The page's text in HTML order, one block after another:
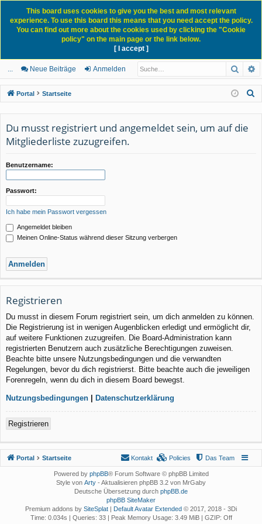
ch
ne
llz
rif
News Blog
lie
de
m
el
eg
ist
rie
Neue Beiträge Anmelden
Portal Startseite
Du musst registriert und angemeldet sein, um auf die
Mitgliederliste zuzugreifen.
Benutzername:
Passwort:
Ich habe mein Passwort vergessen
Angemeldet bleiben
Meinen Online-Status während dieser Sitzung verbergen
Registrieren
Du musst in diesem Forum registriert sein, um dich anmelden zu können.
Die Registrierung ist in wenigen Augenblicken erledigt und ermöglicht dir,
auf weitere Funktionen zuzugreifen. Die Board-Administration kann
registrierten Benutzern auch zusätzliche Berechtigungen zuweisen.
Beachte bitte unsere Nutzungsbedingungen und die verwandten
Regelungen, bevor du dich registrierst. Bitte beachte auch die jeweiligen
Forenregeln, wenn du dich in diesem Board bewegst.
Nutzungsbedingungen Datenschutzerklärung
Registrieren
This board uses cookies to give you the best and most relevant
experience. To use this board this means that you need accept the policy.
You can find out more about the cookies used by clicking the "Cookie
policy" on the main page or the link below.
[ I accept ]
Portal Startseite Das Team
Policies
Kontakt
Powered by phpBB® Forum Software © phpBB Limited
Style von Arty - Aktualisieren phpBB 3.2 von MrGaby
Deutsche Übersetzung durch phpBB.de
phpBB SiteMaker
Premium addons by SiteSplat Default Avatar Extended © 2017, 2018 - 3Di
Time: 0.034s
Queries: 33| Peak Memory Usage: 3.49 MiB | GZIP: Off